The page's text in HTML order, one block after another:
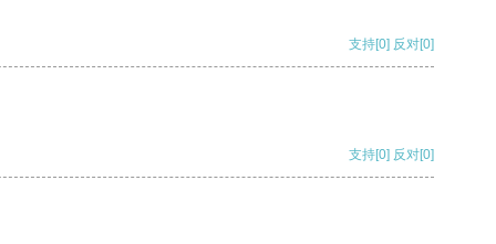
支持[0] 反对[0]
支持[0] 反对[0]